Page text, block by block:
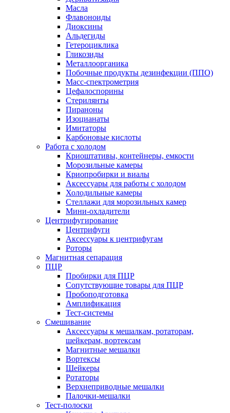
Масла
Флавоноиды
Диоксины
Альдегиды
Гетероциклика
Гликозиды
Металлоорганика
Побочные продукты дезинфекции (ППО)
Масс-спектрометрия
Цефалоспорины
Стерилянты
Пираноны
Изоцианаты
Имитаторы
Карбоновые кислоты
Работа с холодом
Криоштативы, контейнеры, емкости
Морозильные камеры
Криопробирки и виалы
Аксессуары для работы с холодом
Холодильные камеры
Стеллажи для морозильных камер
Мини-охладители
Центрифугирование
Центрифуги
Аксессуары к центрифугам
Роторы
Магнитная сепарация
ПЦР
Пробирки для ПЦР
Сопутствующие товары для ПЦР
Пробоподготовка
Амплификация
Тест-системы
Смешивание
Аксессуары к мешалкам, ротаторам,
шейкерам, вортексам
Магнитные мешалки
Вортексы
Шейкеры
Ротаторы
Верхнеприводные мешалки
Палочки-мешалки
Тест-полоски